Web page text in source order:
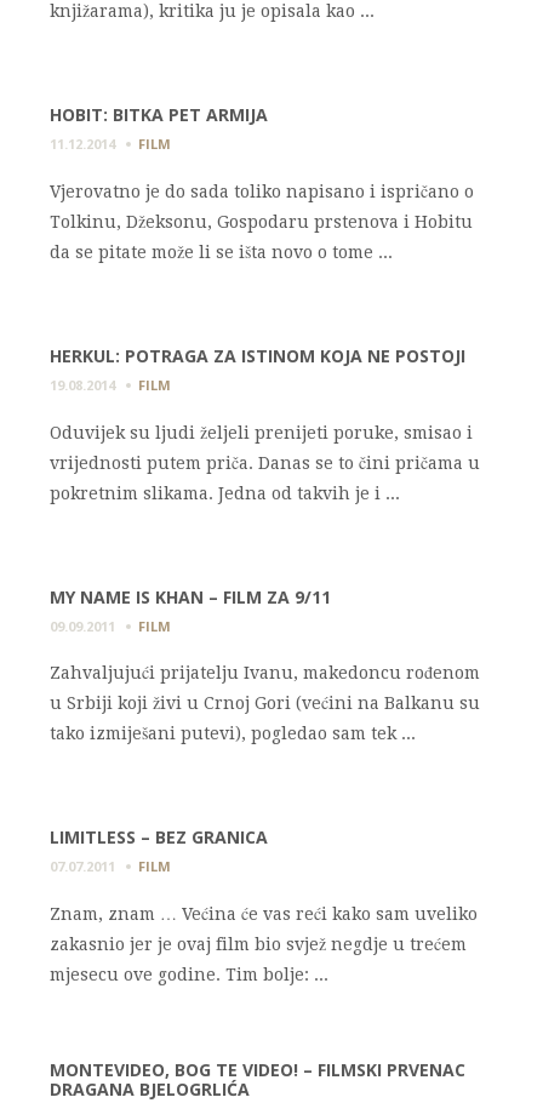
knjižarama), kritika ju je opisala kao ...
HOBIT: BITKA PET ARMIJA
11.12.2014 FILM
Vjerovatno je do sada toliko napisano i ispričano o
Tolkinu, Džeksonu, Gospodaru prstenova i Hobitu
da se pitate može li se išta novo o tome ...
HERKUL: POTRAGA ZA ISTINOM KOJA NE POSTOJI
19.08.2014 FILM
Oduvijek su ljudi željeli prenijeti poruke, smisao i
vrijednosti putem priča. Danas se to čini pričama u
pokretnim slikama. Jedna od takvih je i ...
MY NAME IS KHAN – FILM ZA 9/11
09.09.2011 FILM
Zahvaljujući prijatelju Ivanu, makedoncu rođenom
u Srbiji koji živi u Crnoj Gori (većini na Balkanu su
tako izmiješani putevi), pogledao sam tek ...
LIMITLESS – BEZ GRANICA
07.07.2011 FILM
Znam, znam … Većina će vas reći kako sam uveliko
zakasnio jer je ovaj film bio svjež negdje u trećem
mjesecu ove godine. Tim bolje: ...
MONTEVIDEO, BOG TE VIDEO! – FILMSKI PRVENAC
DRAGANA BJELOGRLIĆA